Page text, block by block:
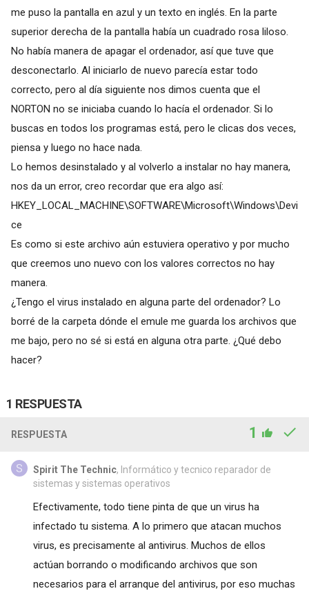
me puso la pantalla en azul y un texto en inglés. En la parte
superior derecha de la pantalla había un cuadrado rosa liloso.
No había manera de apagar el ordenador, así que tuve que
desconectarlo. Al iniciarlo de nuevo parecía estar todo
correcto, pero al día siguiente nos dimos cuenta que el
NORTON no se iniciaba cuando lo hacía el ordenador. Si lo
buscas en todos los programas está, pero le clicas dos veces,
piensa y luego no hace nada.
Lo hemos desinstalado y al volverlo a instalar no hay manera,
nos da un error, creo recordar que era algo así:
HKEY_LOCAL_MACHINE\SOFTWARE\Microsoft\Windows\Devi
ce
Es como si este archivo aún estuviera operativo y por mucho
que creemos uno nuevo con los valores correctos no hay
manera.
¿Tengo el virus instalado en alguna parte del ordenador? Lo
borré de la carpeta dónde el emule me guarda los archivos que
me bajo, pero no sé si está en alguna otra parte. ¿Qué debo
hacer?
1 RESPUESTA
RESPUESTA 1
Spirit The Technic, Informático y tecnico reparador de
sistemas y sistemas operativos
Efectivamente, todo tiene pinta de que un virus ha
infectado tu sistema. A lo primero que atacan muchos
virus, es precisamente al antivirus. Muchos de ellos
actúan borrando o modificando archivos que son
necesarios para el arranque del antivirus, por eso muchas